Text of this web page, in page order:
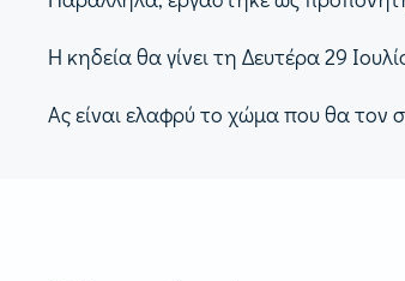
Η κηδεία θα γίνει τη Δευτέρα 29
Ας είναι ελαφρύ το χώμα που θα τον